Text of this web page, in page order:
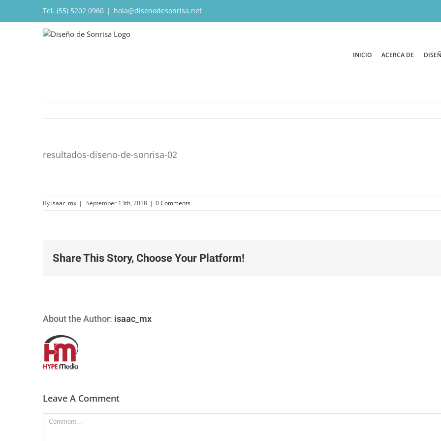
Tel. (55) 5202 0960 | hola@disenodesonrisa.net
INICIO ACERCA DE
resultados-diseno-de-sonrisa-02
By isaac_mx | September 13th, 2018 | 0 Comments
Share This Story, Choose Your Platform!
About the Author: isaac_mx
Leave A Comment
Comment